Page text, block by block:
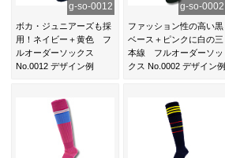
g-so-0012
ボカ・ジュニアーズも採
用！ネイビー＋黄色 フ
ルオーダーソックス
No.0012 デザイン例
g-so-0002
ファッション性の高い黒
ベース＋ピンクに白の三
本線 フルオーダーソッ
クス No.0002 デザイン例